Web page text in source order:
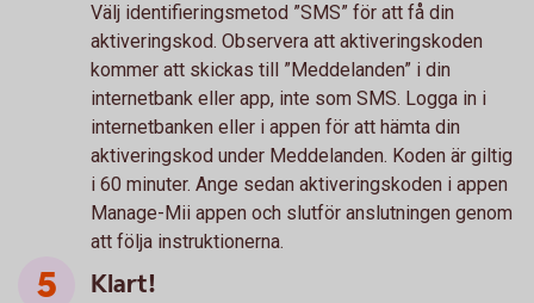
Välj identifieringsmetod ”SMS” för att få din
aktiveringskod. Observera att aktiveringskoden
kommer att skickas till ”Meddelanden” i din
internetbank eller app, inte som SMS. Logga in i
internetbanken eller i appen för att hämta din
aktiveringskod under Meddelanden. Koden är giltig
i 60 minuter. Ange sedan aktiveringskoden i appen
Manage-Mii appen och slutför anslutningen genom
att följa instruktionerna.
Klart!